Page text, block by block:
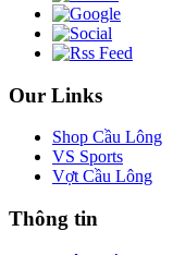
Our Links
Shop Cầu Lông
VS Sports
Vợt Cầu Lông
Thông tin